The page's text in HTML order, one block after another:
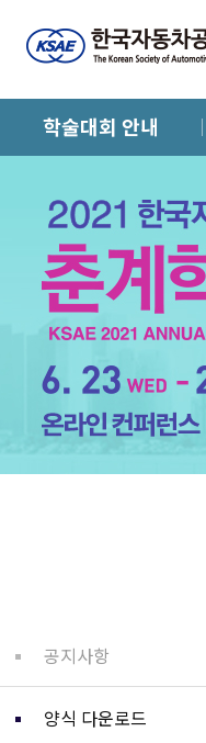
학술대회 안내
공지사항
양식 다운로드